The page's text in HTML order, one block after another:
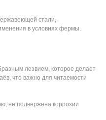
стали,
в условиях фермы.
лезвием, которое делает
что важно для читаемости
не подвержена коррозии